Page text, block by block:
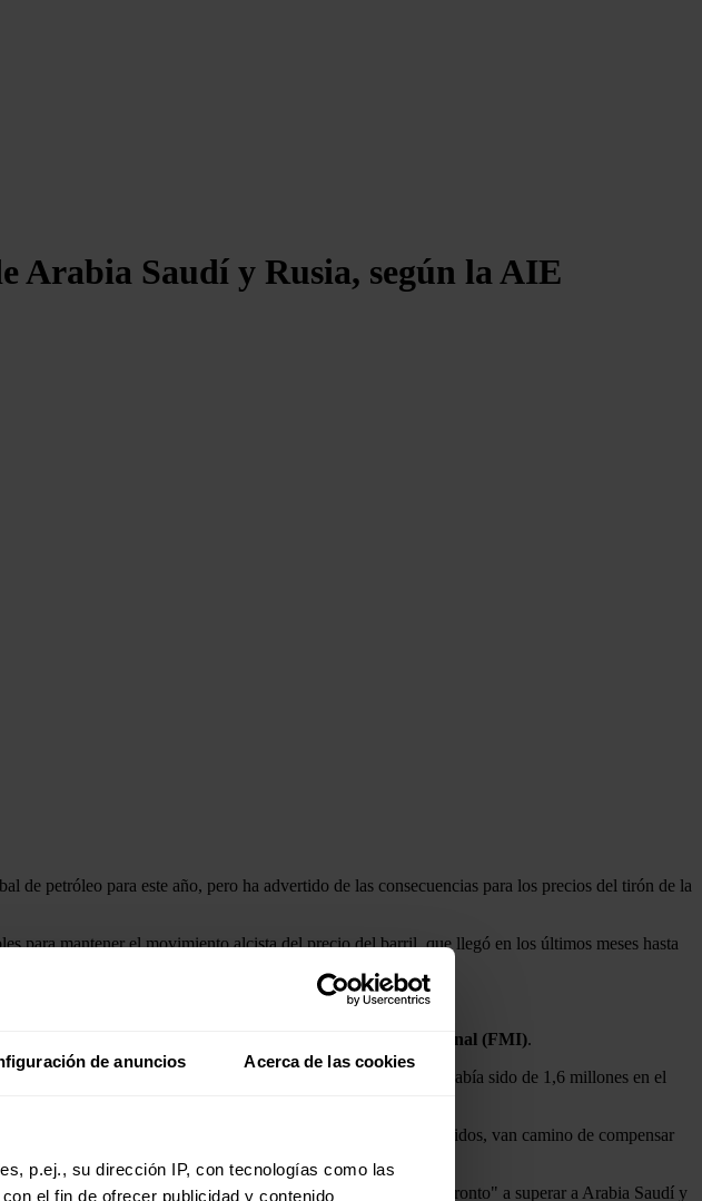
de anuncios Acerca de las cookies
p.ej., su dirección IP, con tecnologías como las
el fin de ofrecer publicidad y contenido
Arabia Saudí y Rusia, según la AIE
de petróleo para este año, pero ha advertido de las consecuencias para los precios del tirón de la
para mantener el movimiento alcista del precio del barril, que llegó en los últimos meses hasta
de barriles diarios en 2018.
económicas más favorables del
Fondo Monetario Internacional (FMI).
al día con respecto a 2017, cuando el incremento había sido de 1,6 millones en el
, y muy en particular de Estados Unidos, van camino de compensar
diarios su producción, una cifra "colosal" que le llevará "pronto" a superar a Arabia Saudí y